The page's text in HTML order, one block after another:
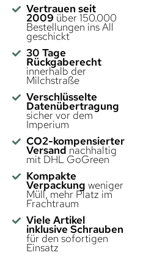
Vertrauen seit
2009 über 150.000
Bestellungen ins All
geschickt
30 Tage
Rückgaberecht
innerhalb der
Milchstraße
Verschlüsselte
Datenübertragung
sicher vor dem
Imperium
CO2-kompensierter
Versand nachhaltig
mit DHL GoGreen
Kompakte
Verpackung weniger
Müll, mehr Platz im
Frachtraum
Viele Artikel
inklusive Schrauben
für den sofortigen
Einsatz